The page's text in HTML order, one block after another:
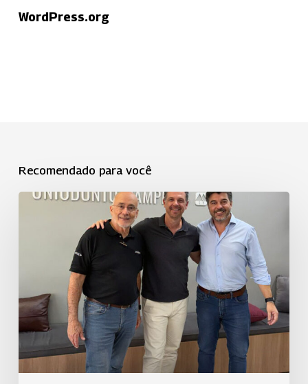
WordPress.org
Recomendado para você
Uniodonto
cooperação
entre
singulares
com
a
Uniodonto